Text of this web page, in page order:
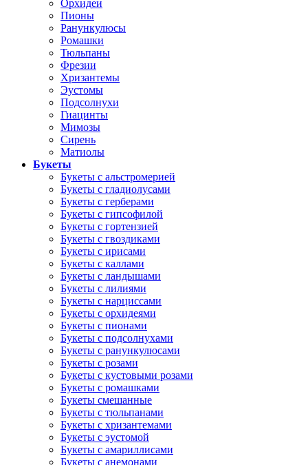
Орхидеи
Пионы
Ранункулюсы
Ромашки
Тюльпаны
Фрезии
Хризантемы
Эустомы
Подсолнухи
Гиацинты
Мимозы
Сирень
Матиолы
Букеты
Букеты с альстромерией
Букеты с гладиолусами
Букеты с герберами
Букеты с гипсофилой
Букеты с гортензией
Букеты с гвоздиками
Букеты с ирисами
Букеты с каллами
Букеты с ландышами
Букеты с лилиями
Букеты с нарциссами
Букеты с орхидеями
Букеты с пионами
Букеты с подсолнухами
Букеты с ранункулюсами
Букеты с розами
Букеты с кустовыми розами
Букеты с ромашками
Букеты смешанные
Букеты с тюльпанами
Букеты с хризантемами
Букеты с эустомой
Букеты с амариллисами
Букеты с анемонами